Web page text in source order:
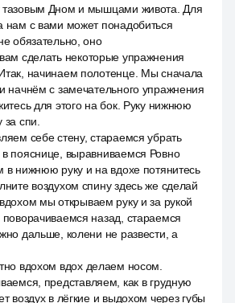
тазовым Дном и мышцами живота. Для
нам с вами может понадобиться
обязательно, оно
сделать некоторые упражнения
начинаем полотенце. Мы сначала
начнём с замечательного упражнения
для этого на бок. Руку нижнюю
спи.
себе стену, стараемся убрать
пояснице, выравниваемся Ровно
в нижнюю руку и на вдохе потянитесь
воздухом спину здесь же сделай
мы открываем руку и за рукой
поворачиваемся назад, стараемся
дальше, колени не развести, а
вдохом вдох делаем носом.
представляем, как в грудную
воздух в лёгкие и выдохом через губы